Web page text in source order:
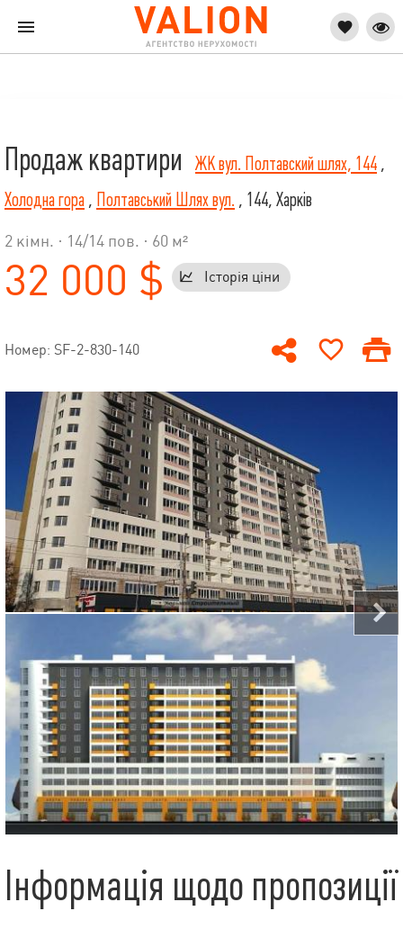
Продаж квартири ЖК вул. Полтавский шлях, 144 ,
Холодна гора , Полтавський Шлях вул. , 144, Харків
2 кімн. · 14/14 пов. · 60 м²
32 000 $ Історія ціни
Номер: SF-2-830-140
Інформація щодо пропозиції